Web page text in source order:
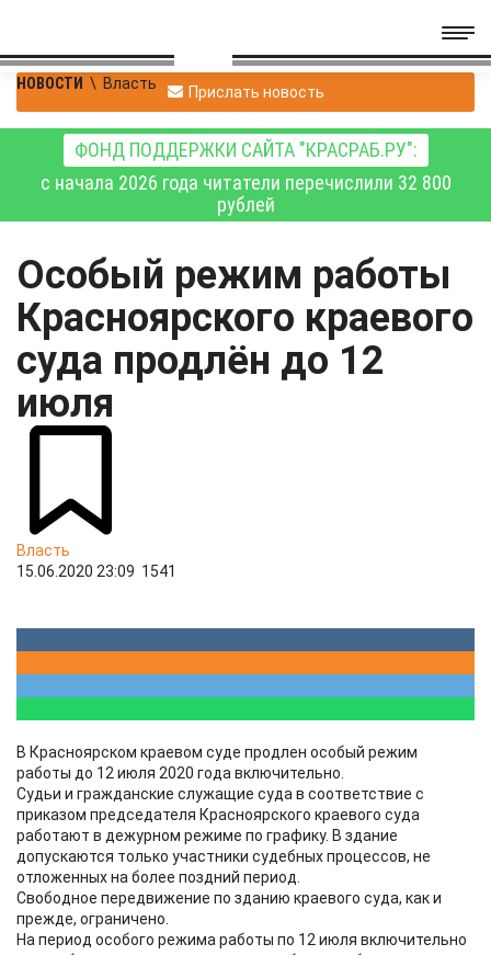
НОВОСТИ \ Власть Прислать новость
ФОНД ПОДДЕРЖКИ САЙТА "КРАСРАБ.РУ":
с начала 2026 года читатели перечислили 32 800
рублей
Особый режим работы
Красноярского краевого
суда продлён до 12
июля
Власть
15.06.2020 23:09 1541
В Красноярском краевом суде продлен особый режим
работы до 12 июля 2020 года включительно.
Судьи и гражданские служащие суда в соответствие с
приказом председателя Красноярского краевого суда
работают в дежурном режиме по графику. В здание
допускаются только участники судебных процессов, не
отложенных на более поздний период.
Свободное передвижение по зданию краевого суда, как и
прежде, ограничено.
На период особого режима работы по 12 июля включительно